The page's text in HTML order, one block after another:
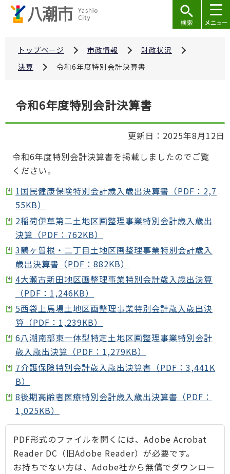
トップページ 市政情報
財政状況
決算
令和6年度特別会計決算書
こ
令和6年度特別会計決算書
更新日：2025年8月12日
令和6年度特別会計決算書を掲載しましたのでご覧
ください。
1国民健康保険特別会計歳入歳出決算書（PDF：2,7
55KB）
2稲荷伊草第二土地区画整理事業特別会計歳入歳出
決算（PDF：762KB）
3鶴ヶ曽根・二丁目土地区画整理事業特別会計歳入
歳出決算書（PDF：882KB）
4大瀬古新田地区画整理事業特別会計歳入歳出決算
（PDF：1,246KB）
5西袋上馬場土地区画整理事業特別会計歳入歳出決
算（PDF：1,239KB）
6八潮南部東一体型特定土地区画整理事業特別会計
歳入歳出決算（PDF：1,279KB）
7介護保険特別会計歳入歳出決算書（PDF：3,441K
B）
8後期高齢者医療特別会計歳入歳出決算書（PDF：
1,025KB）
PDF形式のファイルを開くには、Adobe Acrobat
Reader DC（旧Adobe Reader）が必要です。
お持ちでない方は、Adobe社から無償でダウンロー